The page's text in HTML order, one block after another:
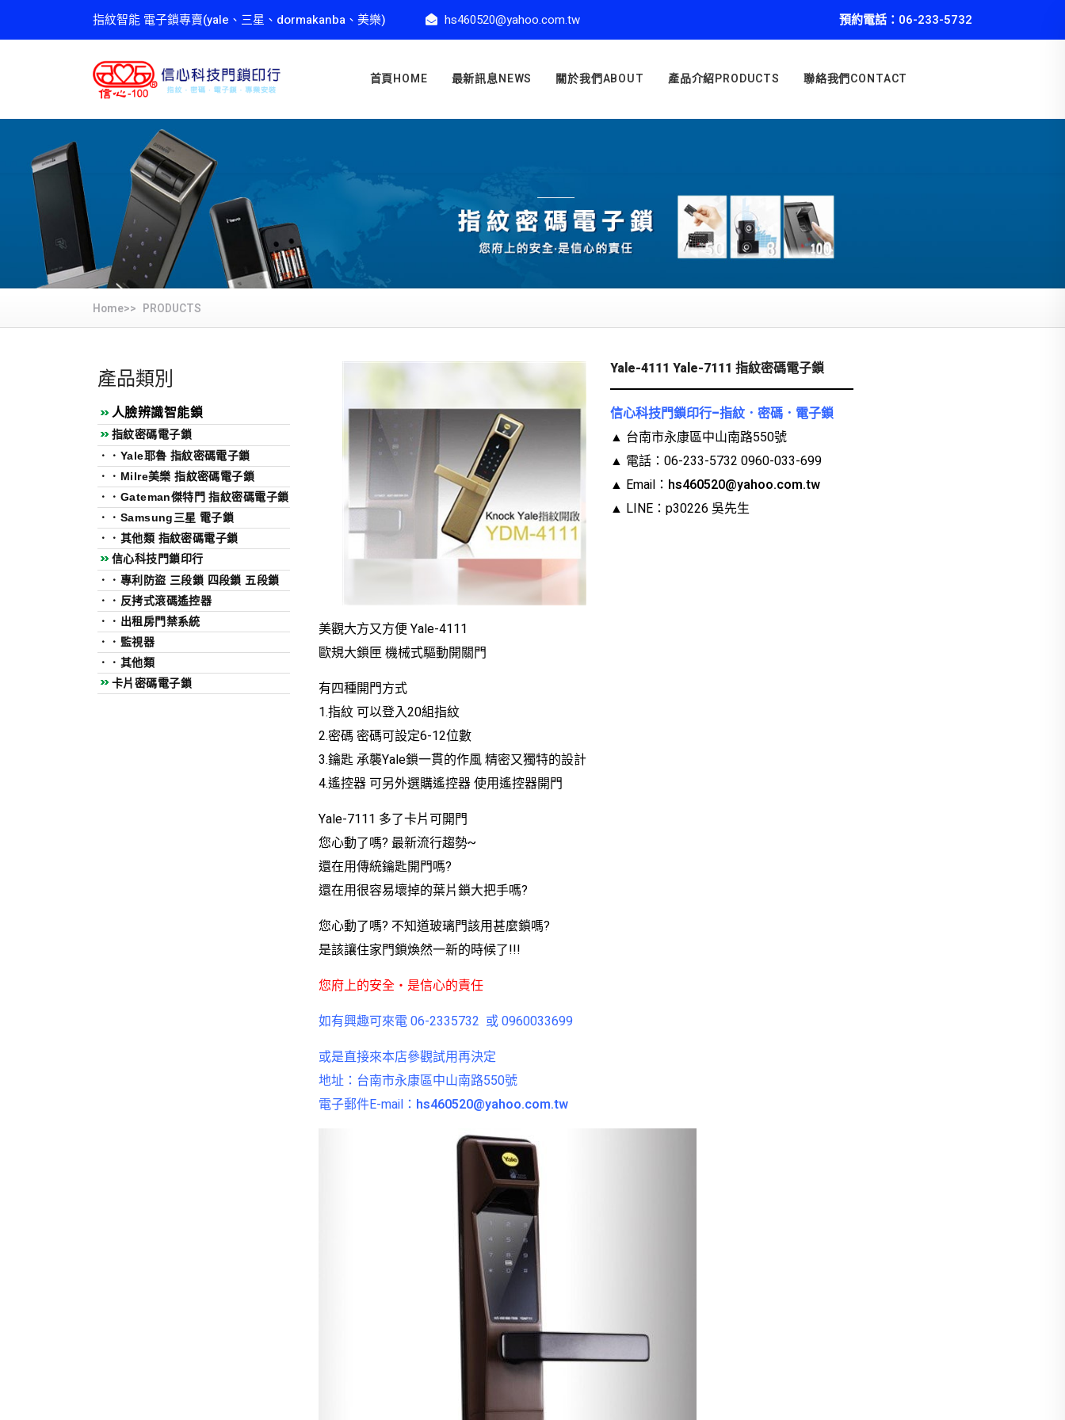
指紋智能 電子鎖專賣(yale、三星、dormakanba、美樂) hs460520@yahoo.com.tw 預約電話：06-233-5732
首頁HOME 最新訊息NEWS 關於我們ABOUT 產品介紹PRODUCTS 聯絡我們CONTACT
Home>> PRODUCTS
產品類別
人臉辨識智能鎖
指紋密碼電子鎖
．
．Yale耶魯 指紋密碼電子鎖
．
．Milre美樂 指紋密碼電子鎖
．
．Gateman傑特門 指紋密碼電子鎖
．
．Samsung三星 電子鎖
．
．其他類 指紋密碼電子鎖
信心科技門鎖印行
．
．專利防盜 三段鎖 四段鎖 五段鎖
．
．反拷式滾碼遙控器
．
．出租房門禁系統
．
．監視器
．
．其他類
卡片密碼電子鎖
Yale-4111 Yale-7111 指紋密碼電子鎖
信心科技門鎖印行–指紋．密碼．電子鎖
▲ 台南市永康區中山南路550號
▲ 電話：06-233-5732 0960-033-699
▲ Email： hs460520@yahoo.com.tw
▲ LINE：p30226 吳先生
美觀大方又方便 Yale-4111
歐規大鎖匣 機械式驅動開關門
有四種開門方式
1.指紋 可以登入20組指紋
2.密碼 密碼可設定6-12位數
3.鑰匙 承襲Yale鎖一貫的作風 精密又獨特的設計
4.遙控器 可另外選購遙控器 使用遙控器開門
Yale-7111 多了卡片可開門
您心動了嗎? 最新流行趨勢~
還在用傳統鑰匙開門嗎?
還在用很容易壞掉的葉片鎖大把手嗎?
您心動了嗎? 不知道玻璃門該用甚麼鎖嗎?
是該讓住家門鎖煥然一新的時候了!!!
您府上的安全‧是信心的責任
如有興趣可來電 06-2335732 或 0960033699
或是直接來本店參觀試用再決定
地址：台南市永康區中山南路550號
電子郵件E-mail： hs460520@yahoo.com.tw